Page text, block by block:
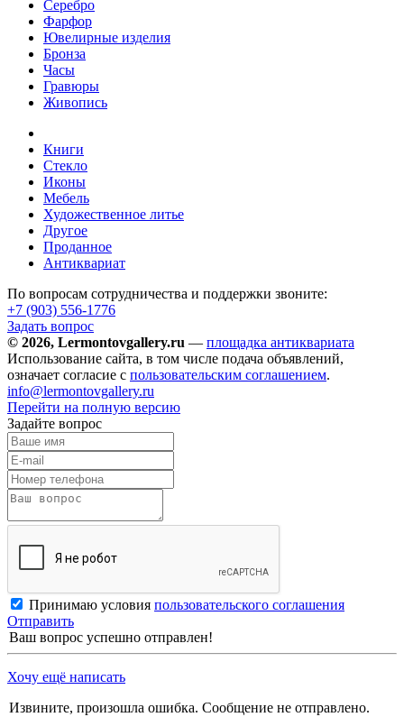
Серебро
Фарфор
Ювелирные изделия
Бронза
Часы
Гравюры
Живопись
Книги
Стекло
Иконы
Мебель
Художественное литье
Другое
Проданное
Антиквариат
По вопросам сотрудничества и поддержки звоните:
+7 (903) 556-1776
Задать вопрос
© 2026, Lermontovgallery.ru — площадка антиквариата
Использование сайта, в том числе подача объявлений,
означает согласие с пользовательским соглашением.
info@lermontovgallery.ru
Перейти на полную версию
Задайте вопрос
Принимаю условия пользовательского соглашения
Отправить
Ваш вопрос успешно отправлен!
Хочу ещё написать
Извините, произошла ошибка. Сообщение не отправлено.